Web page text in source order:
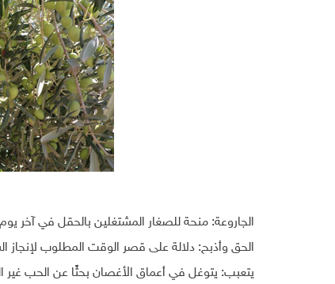
الجاروعة: منحة للصغار المشتغلين بالحقل في آخر
الحق وأذبح: دلالة على قصر الوقت المطلوب لإنجاز
يتعبب: يتوغل في أعماق الأغصان بحثًا عن الحب